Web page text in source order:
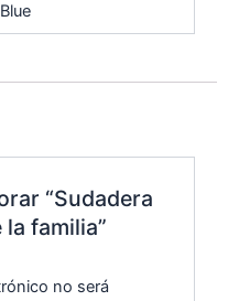
“Sudadera
la familia”
no será